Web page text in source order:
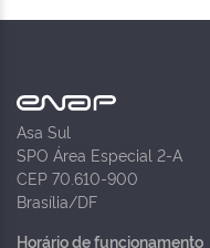
Asa Sul
SPO Área Especial 2-A
CEP 70.610-900
Brasília/DF
Horário de funcionamento